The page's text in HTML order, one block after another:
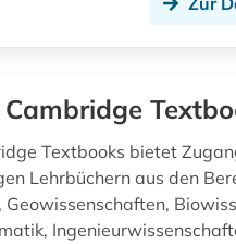
Cambridge
Textbooks bietet
Lehrbüchern aus den
Geowissenschaften,